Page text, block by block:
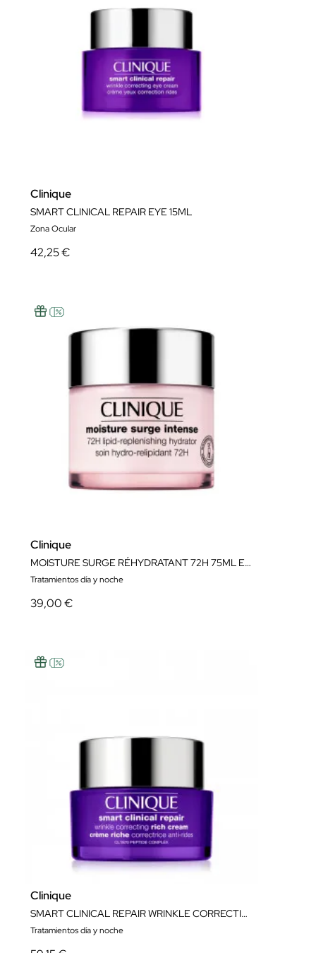
Clinique
SMART CLINICAL REPAIR EYE 15ML
Zona Ocular
42,25 €
Clinique
MOISTURE SURGE RÉHYDRATANT 72H 75ML EDICIÓN LIMITADA
Tratamientos día y noche
39,00 €
Clinique
SMART CLINICAL REPAIR WRINKLE CORRECTING RICH CREAM 50ML
Tratamientos día y noche